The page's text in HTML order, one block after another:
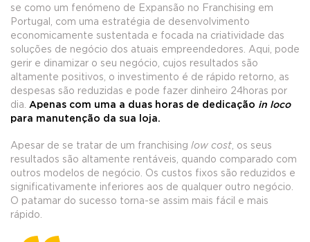
se como um fenómeno de Expansão no Franchising em
Portugal, com uma estratégia de desenvolvimento
economicamente sustentada e focada na criatividade das
soluções de negócio dos atuais empreendedores. Aqui, pode
gerir e dinamizar o seu negócio, cujos resultados são
altamente positivos, o investimento é de rápido retorno, as
despesas são reduzidas e pode fazer dinheiro 24horas por
dia. Apenas com uma a duas horas de dedicação in loco
para manutenção da sua loja.
Apesar de se tratar de um franchising low cost, os seus
resultados são altamente rentáveis, quando comparado com
outros modelos de negócio. Os custos fixos são reduzidos e
significativamente inferiores aos de qualquer outro negócio.
O patamar do sucesso torna-se assim mais fácil e mais
rápido.